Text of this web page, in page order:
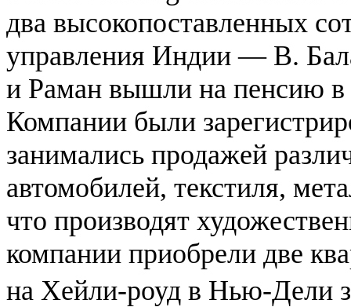
два высокопоставленных
управления Индии — В.
и Раман вышли на пенсию в
Компании были
занимались продажей
автомобилей, текстиля,
что производят
компании приобрели две
на Хейли-роуд в Нью-Дели